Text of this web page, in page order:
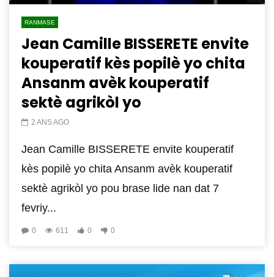
RANMASE
Jean Camille BISSERETE envite
kouperatif kès popilè yo chita
Ansanm avèk kouperatif
sektè agrikòl yo
2 ANS AGO
Jean Camille BISSERETE envite kouperatif
kès popilè yo chita Ansanm avèk kouperatif
sektè agrikòl yo pou brase lide nan dat 7
fevriy...
0 611 0 0